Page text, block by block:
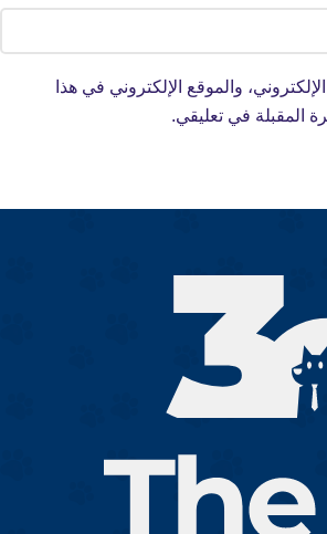
والموقع الإلكتروني في هذا
المقبلة في تعليقي.